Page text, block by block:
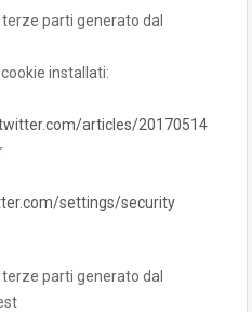
parti generato dal
installati:
articles/20170514
settings/security
parti generato dal